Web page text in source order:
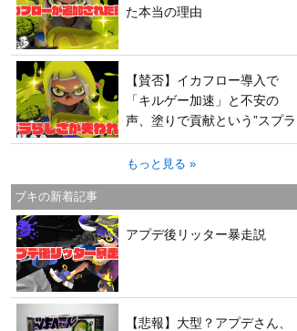
た本当の理由
【賛否】イカフロー導入で
「キルゲー加速」と不安の
声、塗りで貢献という”スプラ
らしさ”は失われてしまうのか
もっと見る »
ブキの新着記事
アプデ後リッター暴走説
【悲報】大型？アプデさん、